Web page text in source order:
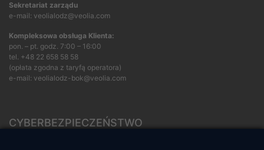
Sekretariat zarządu
e-mail: veolialodz@veolia.com
Kompleksowa obsługa Klienta:
pon. – pt. godz. 7:00 – 16:00
tel. +48 22 658 58 58
(opłata zgodna z taryfą operatora)
e-mail: veolialodz-bok@veolia.com
CYBERBEZPIECZEŃSTWO